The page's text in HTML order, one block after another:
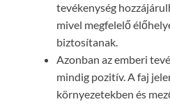
tevékenység
mivel megfelelő
biztosítanak.
Azonban az emberi
mindig pozitív. A faj
környezetekben és